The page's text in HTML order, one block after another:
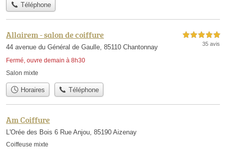
Téléphone
Allairem - salon de coiffure
44 avenue du Général de Gaulle, 85110 Chantonnay
Fermé, ouvre demain à 8h30
5,0 étoiles sur 5
35 avis
Salon mixte
Horaires Téléphone
Am Coiffure
L'Orée des Bois 6 Rue Anjou, 85190 Aizenay
Coiffeuse mixte